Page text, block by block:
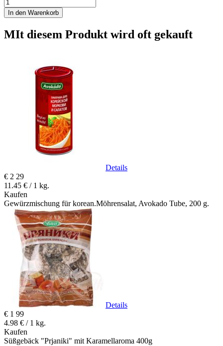
In den Warenkorb
MIt diesem Produkt wird oft gekauft
Details
€ 2 29
11.45 € / 1 kg.
Kaufen
Gewürzmischung für korean.Möhrensalat, Avokado Tube, 200 g.
Details
€ 1 99
4.98 € / 1 kg.
Kaufen
Süßgebäck "Prjaniki" mit Karamellaroma 400g